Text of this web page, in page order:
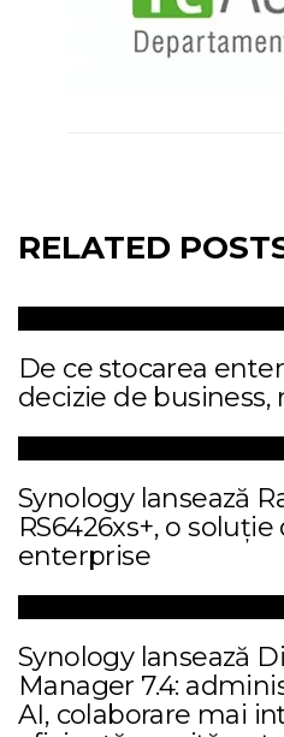
RELATED
De ce stocarea
decizie de business,
Synology lansează
RS6426xs+, o
enterprise
Synology lansează
Manager 7.4:
AI, colaborare mai